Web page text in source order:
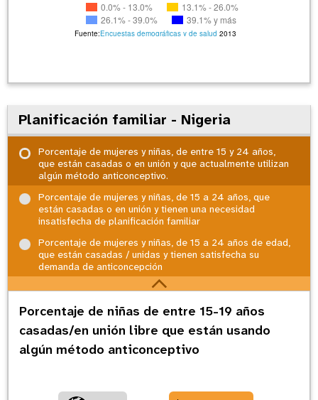
Fuente:Encuestas demográficas y de salud 2013
0.0% - 13.0%
13.1% - 26.0%
26.1% - 39.0%
39.1% y más
Planificación familiar - Nigeria
Porcentaje de mujeres y niñas, de entre 15 y 24 años,
que están casadas o en unión y que actualmente utilizan
algún método anticonceptivo.
Porcentaje de mujeres y niñas, de 15 a 24 años, que
están casadas o en unión y tienen una necesidad
insatisfecha de planificación familiar
Porcentaje de mujeres y niñas, de 15 a 24 años de edad,
que están casadas / unidas y tienen satisfecha su
demanda de anticoncepción
Porcentaje de niñas de entre 15-19 años
casadas/en unión libre que están usando
algún método anticonceptivo